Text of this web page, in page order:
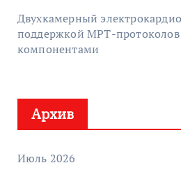
Двухкамерный
поддержкой МРТ-
компонентами
Архив
Июль 2026